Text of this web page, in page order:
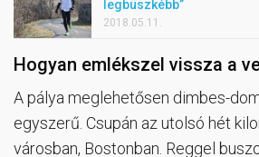
legbüszkébb”
2018.05.11.
Hogyan emlékszel vissza a
A pálya meglehetősen dimbes-
egyszerű. Csupán az utolsó hét
városban, Bostonban. Reggel